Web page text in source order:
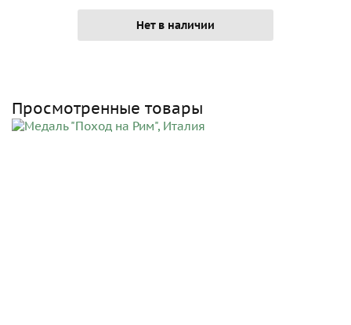
Нет в наличии
Просмотренные товары